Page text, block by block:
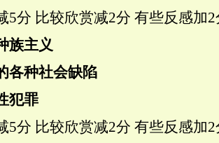
5分 比较欣赏减2分 有些反感加2
族主义
各种社会缺陷
犯罪
5分 比较欣赏减2分 有些反感加2